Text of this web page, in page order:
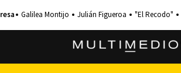
Galilea Montijo Julián Figueroa "El Recodo"